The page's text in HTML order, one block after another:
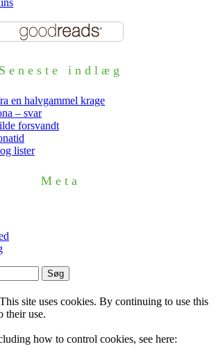
Seneste indlæg
en halvgammel krage
– svar
forsvandt
lister
Meta
site uses cookies. By continuing to use this
their use.
how to control cookies, see here: